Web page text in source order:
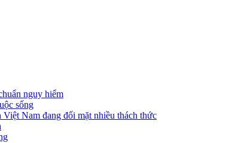
nguy hiểm
sống
Nam đang đối mặt nhiều thách thức